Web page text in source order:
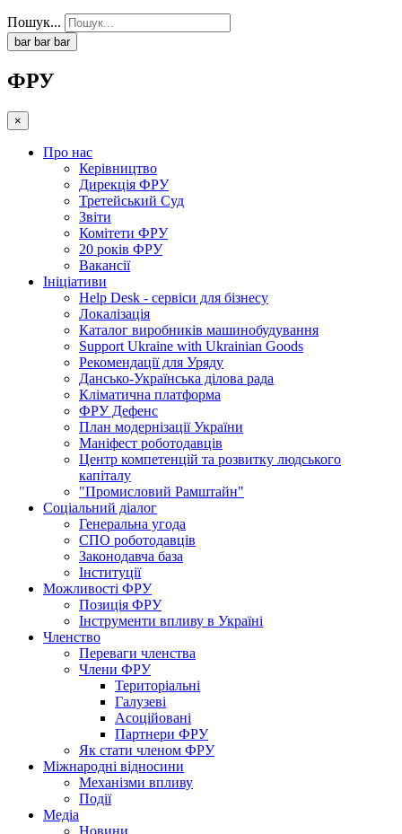
Пошук...
bar bar bar
ФРУ
×
Про нас
Керівництво
Дирекція ФРУ
Третейський Суд
Звіти
Комітети ФРУ
20 років ФРУ
Вакансії
Ініціативи
Help Desk - сервіси для бізнесу
Локалізація
Каталог виробників машинобудування
Support Ukraine with Ukrainian Goods
Рекомендації для Уряду
Дансько-Українська ділова рада
Кліматична платформа
ФРУ Дефенс
План модернізації України
Маніфест роботодавців
Центр компетенцій та розвитку людського
капіталу
"Промисловий Рамштайн"
Соціальний діалог
Генеральна угода
СПО роботодавців
Законодавча база
Інституції
Можливості ФРУ
Позиція ФРУ
Інструменти впливу в Україні
Членство
Переваги членства
Члени ФРУ
Територіальні
Галузеві
Асоційовані
Партнери ФРУ
Як стати членом ФРУ
Міжнародні відносини
Механізми впливу
Події
Медіа
Новини